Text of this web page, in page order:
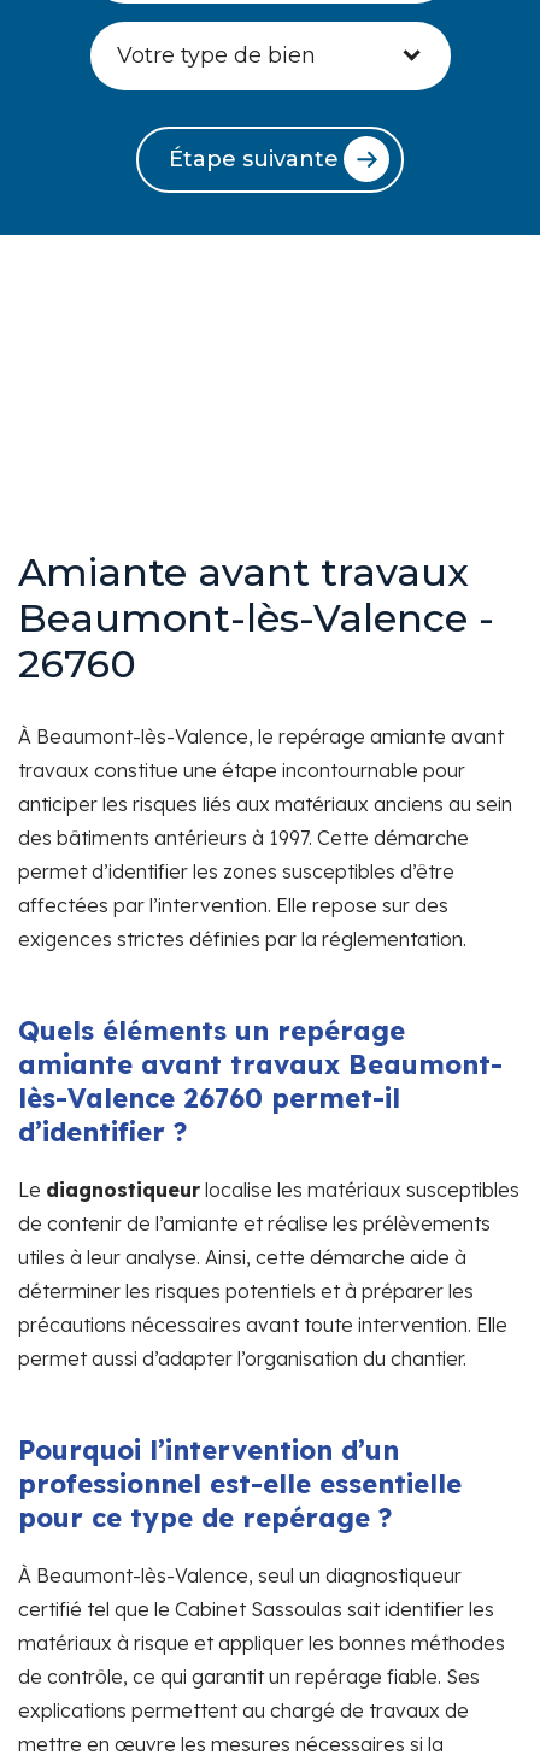
Votre type de bien
Étape suivante
Amiante avant travaux
Beaumont-lès-Valence -
26760
À Beaumont-lès-Valence, le repérage amiante avant
travaux constitue une étape incontournable pour
anticiper les risques liés aux matériaux anciens au sein
des bâtiments antérieurs à 1997. Cette démarche
permet d’identifier les zones susceptibles d’être
affectées par l’intervention. Elle repose sur des
exigences strictes définies par la réglementation.
Quels éléments un repérage
amiante avant travaux Beaumont-
lès-Valence 26760 permet-il
d’identifier ?
Le diagnostiqueur localise les matériaux susceptibles
de contenir de l’amiante et réalise les prélèvements
utiles à leur analyse. Ainsi, cette démarche aide à
déterminer les risques potentiels et à préparer les
précautions nécessaires avant toute intervention. Elle
permet aussi d’adapter l’organisation du chantier.
Pourquoi l’intervention d’un
professionnel est-elle essentielle
pour ce type de repérage ?
À Beaumont-lès-Valence, seul un diagnostiqueur
certifié tel que le Cabinet Sassoulas sait identifier les
matériaux à risque et appliquer les bonnes méthodes
de contrôle, ce qui garantit un repérage fiable. Ses
explications permettent au chargé de travaux de
mettre en œuvre les mesures nécessaires si la